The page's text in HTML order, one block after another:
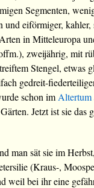
Segmenten,
eiförmiger, kahler,
in Mitteleuropa
zweijährig, mit
Stengel, etwas
gedreit-
schon im Altertum
Jetzt ist sie das
man sät sie im
(Kraus-,
weil bei ihr eine